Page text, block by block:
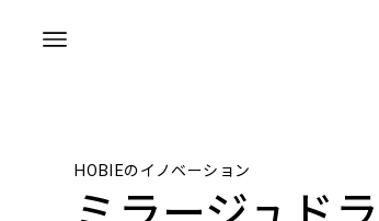
HOBIEのイノベーション